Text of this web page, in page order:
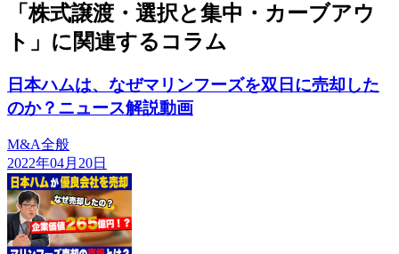
「株式譲渡・選択と集中・カーブアウ
ト」に関連するコラム
日本ハムは、なぜマリンフーズを双日に売却した
のか？ニュース解説動画
M&A全般
2022年04月20日